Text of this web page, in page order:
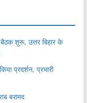
बैठक शुरू, उत्तर बिहार के
प्रदर्शन, प्रभारी
बरामद